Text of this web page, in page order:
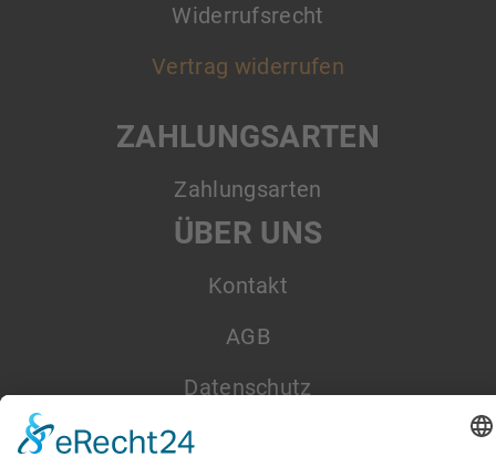
Widerrufsrecht
Vertrag widerrufen
ZAHLUNGSARTEN
Zahlungsarten
ÜBER UNS
Kontakt
AGB
Datenschutz
Impressum